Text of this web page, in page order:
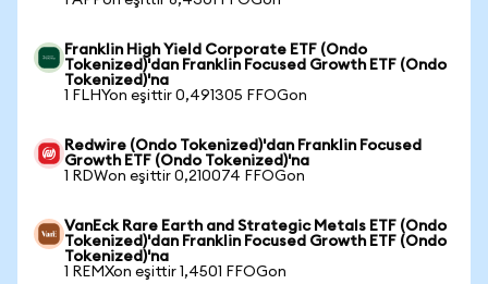
Franklin High Yield Corporate ETF (Ondo
Tokenized)'dan Franklin Focused Growth ETF (Ondo
Tokenized)'na
1 FLHYon eşittir 0,491305 FFOGon
Redwire (Ondo Tokenized)'dan Franklin Focused
Growth ETF (Ondo Tokenized)'na
1 RDWon eşittir 0,210074 FFOGon
VanEck Rare Earth and Strategic Metals ETF (Ondo
Tokenized)'dan Franklin Focused Growth ETF (Ondo
Tokenized)'na
1 REMXon eşittir 1,4501 FFOGon